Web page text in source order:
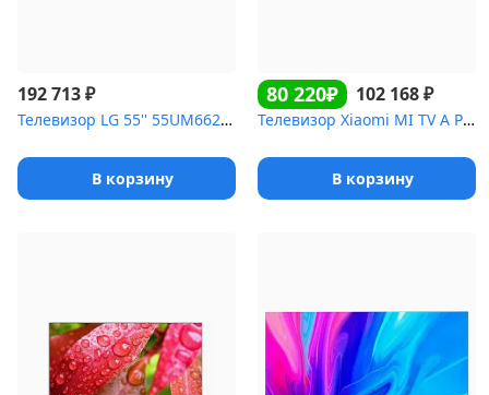
192 713₽
Телевизор LG 55'' 55UM662H черный
В корзину
80 220₽ 102 168₽
Телевизор Xiaomi MI TV A PRO 2026 L75MB-APRU QLED 4K SmartTV Andr...
В корзину